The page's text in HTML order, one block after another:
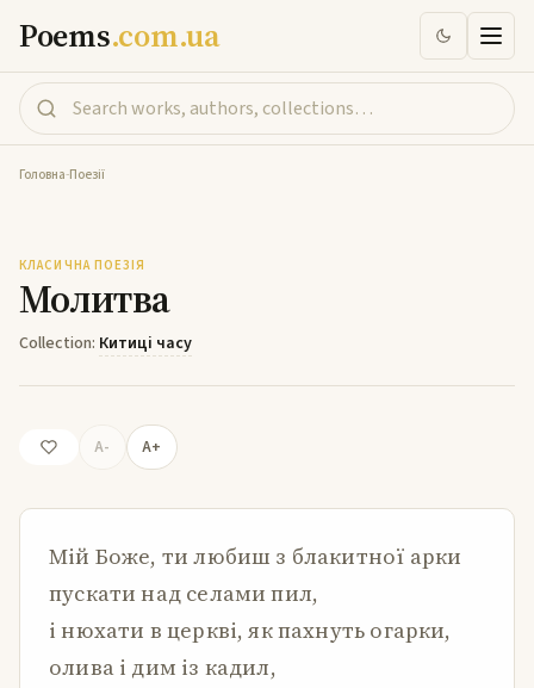
Poems.com.ua
Головна-Поезії
КЛАСИЧНА ПОЕЗІЯ
Молитва
Collection: Китиці часу
A- A+
Мій Боже, ти любиш з блакитної арки
пускати над селами пил,
і нюхати в церкві, як пахнуть огарки,
олива і дим із кадил,